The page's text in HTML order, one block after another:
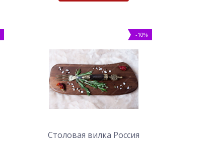
-10%
Столовая вилка Россия